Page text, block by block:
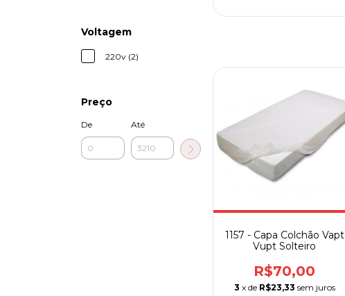
Voltagem
220v (2)
Preço
De Até
1157 - Capa Colchão Vapt
Vupt Solteiro
R$70,00
3 x de R$23,33 sem juros